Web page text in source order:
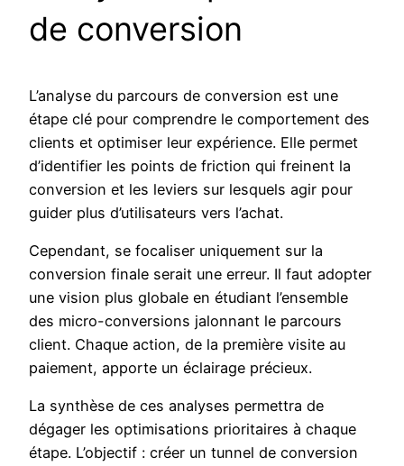
de conversion
L’analyse du parcours de conversion est une
étape clé pour comprendre le comportement des
clients et optimiser leur expérience. Elle permet
d’identifier les points de friction qui freinent la
conversion et les leviers sur lesquels agir pour
guider plus d’utilisateurs vers l’achat.
Cependant, se focaliser uniquement sur la
conversion finale serait une erreur. Il faut adopter
une vision plus globale en étudiant l’ensemble
des micro-conversions jalonnant le parcours
client. Chaque action, de la première visite au
paiement, apporte un éclairage précieux.
La synthèse de ces analyses permettra de
dégager les optimisations prioritaires à chaque
étape. L’objectif : créer un tunnel de conversion